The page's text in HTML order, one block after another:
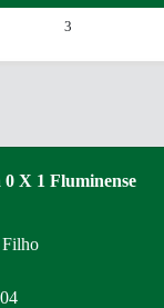
3
0 X 1 Fluminense